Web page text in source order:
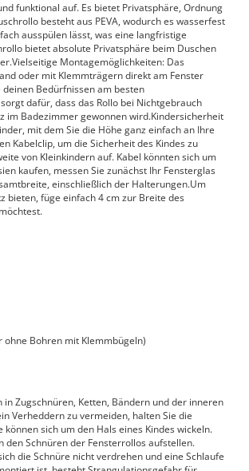
funktional auf. Es bietet Privatsphäre, Ordnung
besteht aus PEVA, wodurch es wasserfest
ausspülen lässt, was eine langfristige
bietet absolute Privatsphäre beim Duschen
Montagemöglichkeiten: Das
oder mit Klemmträgern direkt am Fenster
Bedürfnissen am besten
dafür, dass das Rollo bei Nichtgebrauch
im Badezimmer gewonnen wird.Kindersicherheit
mit dem Sie die Höhe ganz einfach an Ihre
Kabelclip, um die Sicherheit des Kindes zu
von Kleinkindern auf. Kabel könnten sich um
kaufen, messen Sie zunächst Ihr Fensterglas
einschließlich der Halterungen.Um
bieten, füge einfach 4 cm zur Breite des
Bohren mit Klemmbügeln)
Zugschnüren, Ketten, Bändern und der inneren
Verheddern zu vermeiden, halten Sie die
sich um den Hals eines Kindes wickeln.
den Schnüren der Fensterrollos aufstellen.
die Schnüre nicht verdrehen und eine Schlaufe